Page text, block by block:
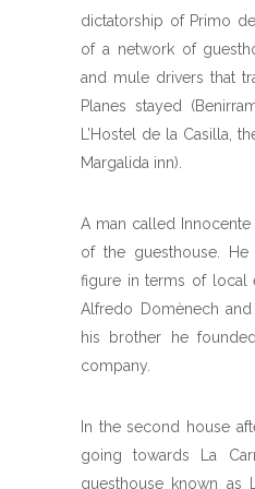
dictatorship of Primo
of a network of
and mule drivers that
Planes stayed
L’Hostel de la Casilla,
Margalida inn).
A man called
of the guesthouse.
figure in terms of local
Alfredo Domènech
his brother he
company.
In the second house
going towards La
guesthouse known as